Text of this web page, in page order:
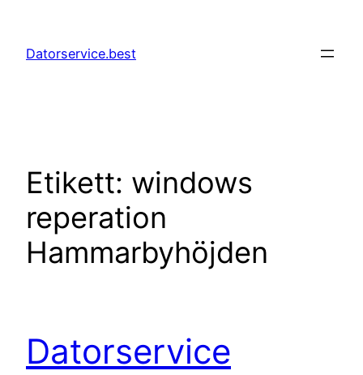
innehåll
Datorservice.best
Etikett: windows
reperation
Hammarbyhöjden
Datorservice